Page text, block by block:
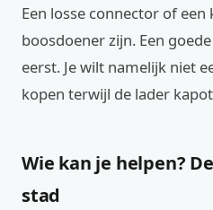
Een losse connector of
boosdoener zijn. Een
eerst. Je wilt namelijk niet
kopen terwijl de lader
Wie kan je helpen?
stad